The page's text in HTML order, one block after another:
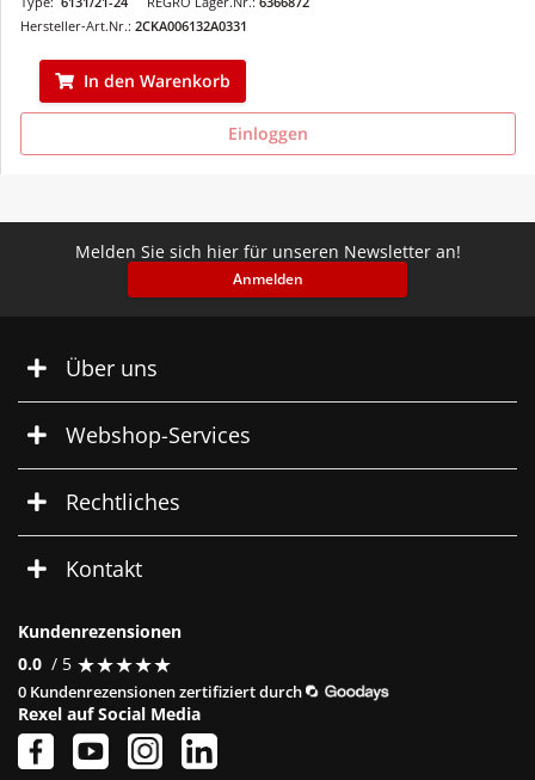
Hersteller-Art.Nr.: 2CKA006132A0331
In den Warenkorb
Einloggen
Melden Sie sich hier für unseren Newsletter an!
Anmelden
Über uns
Webshop-Services
Rechtliches
Kontakt
Kundenrezensionen
0.0 / 5 ★★★★★
★★★★★
0 Kundenrezensionen zertifiziert durch
Rexel auf Social Media